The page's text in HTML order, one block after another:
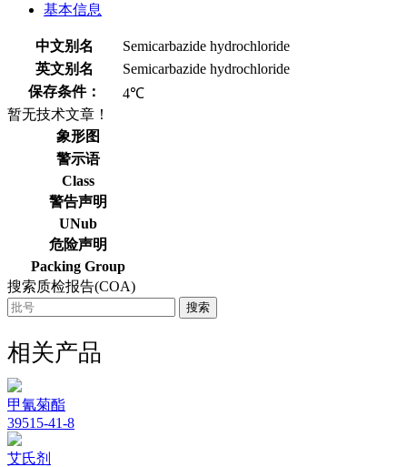
基本信息
中文别名
Semicarbazide hydrochloride
英文别名
Semicarbazide hydrochloride
保存条件：
4℃
暂无技术文章！
象形图
警示语
Class
警告声明
UNub
危险声明
Packing Group
搜索质检报告(COA)
搜索
相关产品
甲氰菊酯
39515-41-8
艾氏剂